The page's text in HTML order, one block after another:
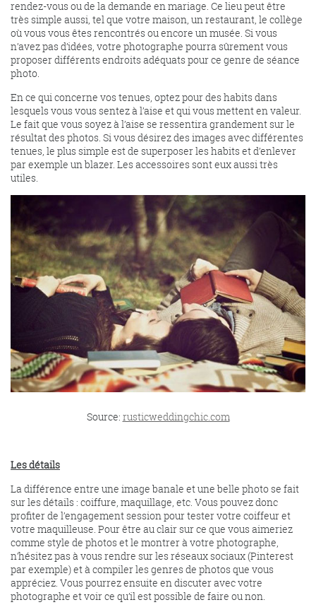
rendez-vous ou de la demande en mariage. Ce lieu peut être
très simple aussi, tel que votre maison, un restaurant, le collège
où vous vous êtes rencontrés ou encore un musée. Si vous
n’avez pas d’idées, votre photographe pourra sûrement vous
proposer différents endroits adéquats pour ce genre de séance
photo.
En ce qui concerne vos tenues, optez pour des habits dans
lesquels vous vous sentez à l’aise et qui vous mettent en valeur.
Le fait que vous soyez à l’aise se ressentira grandement sur le
résultat des photos. Si vous désirez des images avec différentes
tenues, le plus simple est de superposer les habits et d’enlever
par exemple un blazer. Les accessoires sont eux aussi très
utiles.
Source: rusticweddingchic.com
Les détails
La différence entre une image banale et une belle photo se fait
sur les détails : coiffure, maquillage, etc. Vous pouvez donc
profiter de l’engagement session pour tester votre coiffeur et
votre maquilleuse. Pour être au clair sur ce que vous aimeriez
comme style de photos et le montrer à votre photographe,
n’hésitez pas à vous rendre sur les réseaux sociaux (Pinterest
par exemple) et à compiler les genres de photos que vous
appréciez. Vous pourrez ensuite en discuter avec votre
photographe et voir ce qu’il est possible de faire ou non.